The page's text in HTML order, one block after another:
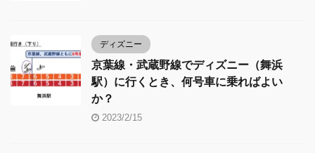
ディズニー
京葉線・武蔵野線でディズニー（舞浜
駅）に行くとき、何号車に乗ればよい
か？
2023/2/15